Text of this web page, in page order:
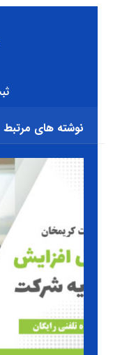
نوشته های مرتبط